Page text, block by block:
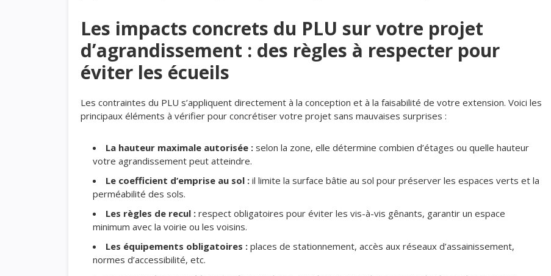
Les impacts concrets du PLU sur votre projet
d’agrandissement : des règles à respecter pour
éviter les écueils
Les contraintes du PLU s’appliquent directement à la conception et à la faisabilité de votre extension. Voici les
principaux éléments à vérifier pour concrétiser votre projet sans mauvaises surprises :
La hauteur maximale autorisée : selon la zone, elle détermine combien d’étages ou quelle hauteur
votre agrandissement peut atteindre.
Le coefficient d’emprise au sol : il limite la surface bâtie au sol pour préserver les espaces verts et la
perméabilité des sols.
Les règles de recul : respect obligatoires pour éviter les vis-à-vis gênants, garantir un espace
minimum avec la voirie ou les voisins.
Les équipements obligatoires : places de stationnement, accès aux réseaux d’assainissement,
normes d’accessibilité, etc.